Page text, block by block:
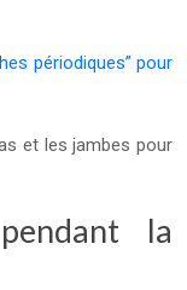
périodiques” pour
et les jambes pour
la